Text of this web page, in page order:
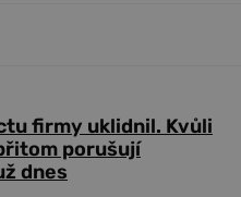
firmy uklidnil. Kvůli
porušují
dnes